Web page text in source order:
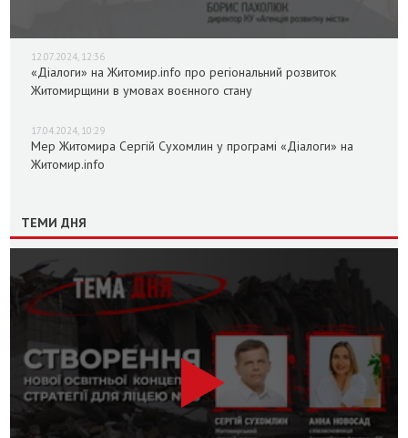
12.07.2024, 12:36
«Діалоги» на Житомир.info про регіональний розвиток
Житомирщини в умовах воєнного стану
17.04.2024, 10:29
Мер Житомира Сергій Сухомлин у програмі «Діалоги» на
Житомир.info
ТЕМИ ДНЯ